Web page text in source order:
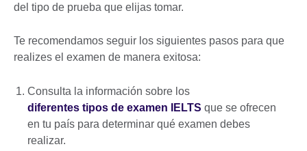
del tipo de prueba que elijas tomar.
Te recomendamos seguir los siguientes pasos para que
realizes el examen de manera exitosa:
Consulta la información sobre los
diferentes tipos de examen IELTS que se ofrecen
en tu país para determinar qué examen debes
realizar.